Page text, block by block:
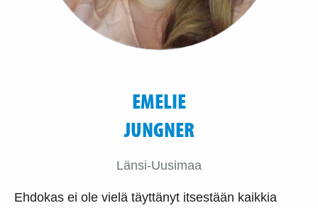
EMELIE
JUNGNER
Länsi-Uusimaa
Ehdokas ei ole vielä täyttänyt itsestään kaikkia